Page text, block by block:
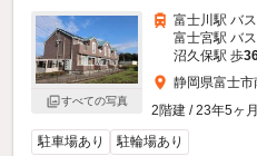
すべての写真
富士川駅 バス
富士宮駅 バス
沼久保駅 歩
静岡県富士市
2階建 / 23年5ヶ
駐車場あり
駐輪場あり